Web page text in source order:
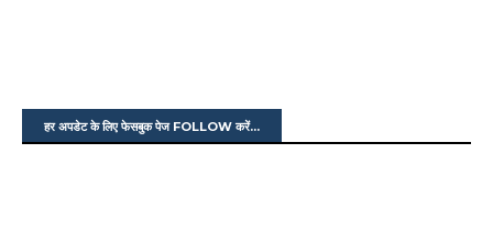
हर अपडेट के लिए फेसबुक पेज FOLLOW करें...